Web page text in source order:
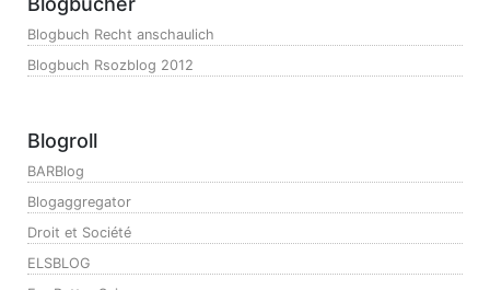
Blogbuch Recht anschaulich
Blogbuch Rsozblog 2012
Blogroll
BARBlog
Blogaggregator
Droit et Société
ELSBLOG